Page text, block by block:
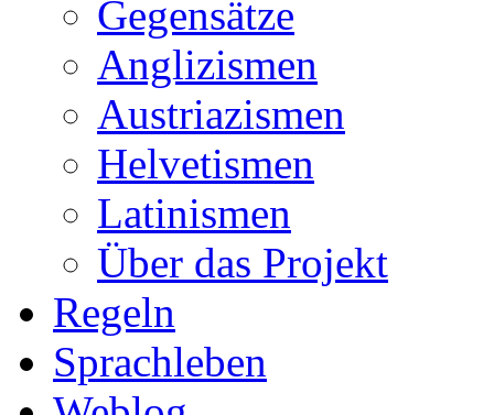
Gegensätze
Anglizismen
Austriazismen
Helvetismen
Latinismen
Über das Projekt
Regeln
Sprachleben